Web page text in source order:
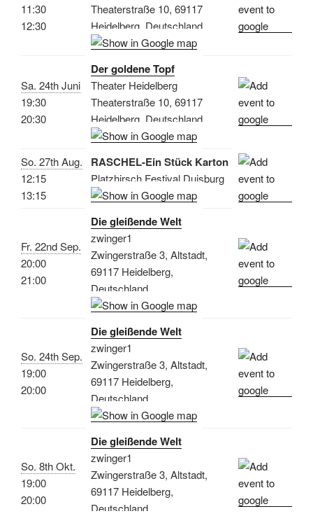
11:30
12:30
Theaterstraße 10, 69117
Heidelberg, Deutschland
Sa. 24th Juni
19:30
20:30
Der goldene Topf
Theater Heidelberg
Theaterstraße 10, 69117
Heidelberg, Deutschland
So. 27th Aug.
12:15
13:15
RASCHEL-Ein Stück Karton
Platzhirsch Festival Duisburg
Fr. 22nd Sep.
20:00
21:00
Die gleißende Welt
zwinger1
Zwingerstraße 3, Altstadt,
69117 Heidelberg,
Deutschland
So. 24th Sep.
19:00
20:00
Die gleißende Welt
zwinger1
Zwingerstraße 3, Altstadt,
69117 Heidelberg,
Deutschland
So. 8th Okt.
19:00
20:00
Die gleißende Welt
zwinger1
Zwingerstraße 3, Altstadt,
69117 Heidelberg,
Deutschland